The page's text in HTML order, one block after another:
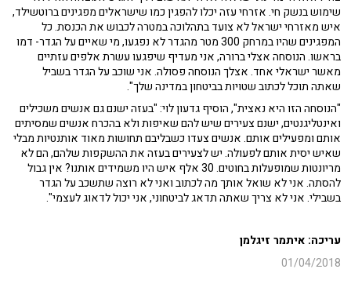
שימוש בנשק חי. אזרחי עזה יכלו להפגין כמו שישראלים מפגינים ברוטשילד,
איש מאזרחי ישראל לא צועד בתהלוכה במטרה לכבוש את הכנסת. כל
המפגינים שהיו במרחק 300 מטר מהגדר לא נפגעו, מי שאיים על הגדר- דמו
בראשו. הנוסחה אצלי ברורה, אני מעדיף שיפגעו עשרת אלפים עזתיים
מאשר ישראלי אחד. אצלך הנוסחה פסולה. אני שוכב על הגדר בשביל
שאתה תוכל לכתוב שטויות בביטחון במדינה שלך".
"הנוסחה הזו היא נאצית", הוסיף גדעון לוי: "בעזה ישנם גם אנשים משכילים
ואינטליגנטים, ישנם צעירים שיש להם שאיפות ולא בהכרח אנשים שמסיתים
אותם ומפעילים אותם. אנשים צעדו כשבליבם תחושות מאוד אותנטיות מבלי
שאיש יסית אותם לפעולה. יש לצעירים בעזה את ההשקפות שלהם, הם לא
מריונטות שמופעלות בחוטים. 30 אלף איש היו משמידים אותנו? אין גבול
להסתה. אני לא שואל אותך מה לכתוב ואני לא רוצה שתשכב על הגדר
בשבילי. אני לא צריך שאתה תדאג לביטחוני, אני יכול לדאוג לעצמי".
עריכה: איתמר זיגלמן
01/04/2018